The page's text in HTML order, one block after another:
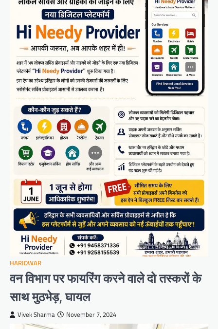
HARIDWAR
वन विभाग पर फायरिंग करने वाले दो तस्करों के
साथ मुठभेड़, घायल
Vivek Sharma November 7, 2024